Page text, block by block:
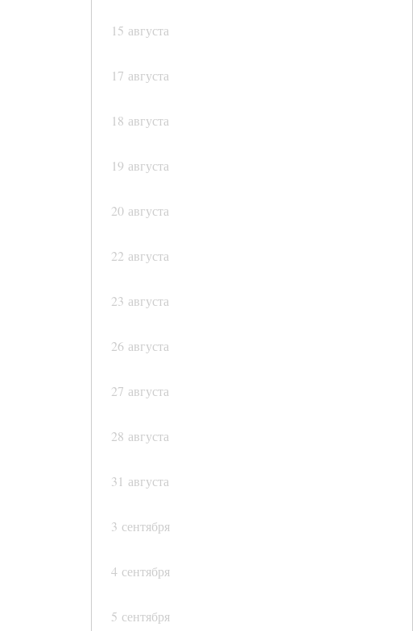
15 августа
17 августа
18 августа
19 августа
20 августа
22 августа
23 августа
26 августа
27 августа
28 августа
31 августа
3 сентября
4 сентября
5 сентября